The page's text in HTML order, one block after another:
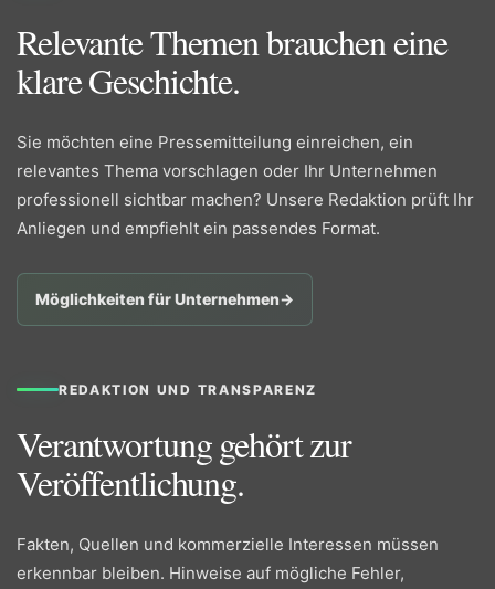
Relevante Themen brauchen eine
klare Geschichte.
Sie möchten eine Pressemitteilung einreichen, ein
relevantes Thema vorschlagen oder Ihr Unternehmen
professionell sichtbar machen? Unsere Redaktion prüft Ihr
Anliegen und empfiehlt ein passendes Format.
Möglichkeiten für Unternehmen→
REDAKTION UND TRANSPARENZ
Verantwortung gehört zur
Veröffentlichung.
Fakten, Quellen und kommerzielle Interessen müssen
erkennbar bleiben. Hinweise auf mögliche Fehler,